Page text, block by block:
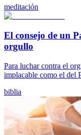
meditación
El consejo de un
orgullo
Para luchar contra el
implacable como el del
biblia